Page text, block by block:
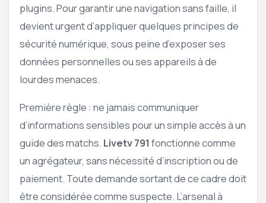
plugins. Pour garantir une navigation sans faille, il
devient urgent d’appliquer quelques principes de
sécurité numérique, sous peine d’exposer ses
données personnelles ou ses appareils à de
lourdes menaces.
Première règle : ne jamais communiquer
d’informations sensibles pour un simple accès à un
guide des matchs. Livetv 791 fonctionne comme
un agrégateur, sans nécessité d’inscription ou de
paiement. Toute demande sortant de ce cadre doit
être considérée comme suspecte. L’arsenal à